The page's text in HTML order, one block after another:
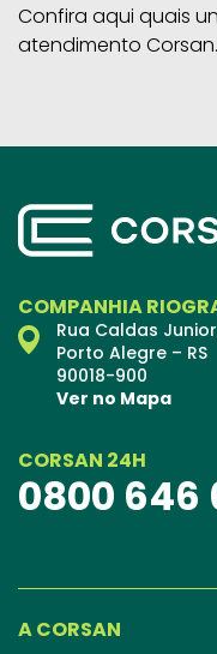
Confira aqui quais
atendimento Corsan.
COMPANHIA
Rua Caldas
Porto Alegre – RS
90018-900
Ver no Mapa
CORSAN 24H
0800 646
A CORSAN